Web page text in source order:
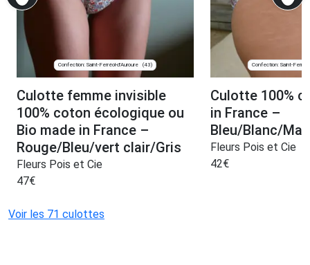
Confection: Saint-Ferréol-d'Auroure (43)
Culotte femme invisible
100% coton écologique ou
Bio made in France –
Rouge/Bleu/vert clair/Gris
Fleurs Pois et Cie
47€
Confection: Saint-
Culotte 100%
in France –
Bleu/Blanc/
Fleurs Pois et Cie
42€
Voir les 71 culottes